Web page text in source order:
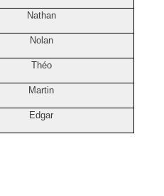
Nathan
Nolan
Théo
Martin
Edgar